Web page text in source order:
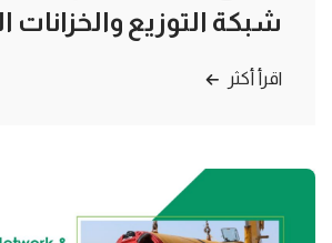
شبكة التوزيع والخزانات
اقرأ أكثر